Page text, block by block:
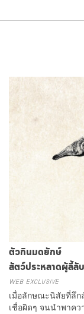
ตัวกินมดยักษ์
สัตว์ประหลาดผู้ลี้ลับ
WEB EXCLUSIVE
เมื่อลักษณะนิสัยที่ลึ
เชื่อผิดๆ จนนำพาค